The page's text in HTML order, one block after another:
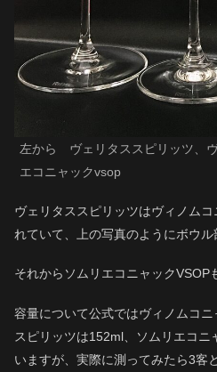
左から ヴェリタススピリッツ、
エコニャックvsop
ヴェリタススピリッツはヴィノム
れていて、上の写真のようにボウル
それからソムリエコニャックVSOP
容量について公式ではヴィノムコ
スピリッツは152ml、ソムリエコニ
いますが、実際に測ってみたら3客